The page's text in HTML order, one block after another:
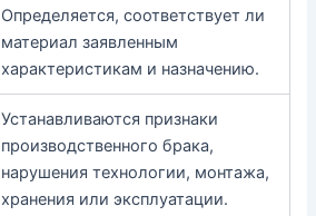
Определяется, соответствует ли
материал заявленным
характеристикам и назначению.
Устанавливаются признаки
производственного брака,
нарушения технологии, монтажа,
хранения или эксплуатации.